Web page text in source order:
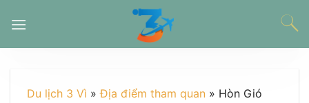
đến
Du lịch 3 Vì »Địa điểm tham quan » Hòn Gió